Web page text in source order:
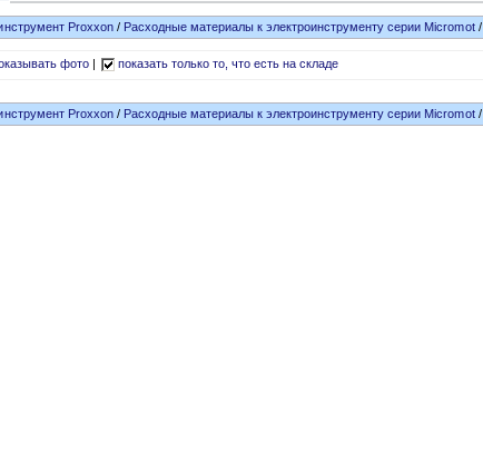
Proxxon/ Расходные материалы к электроинструменту серии Micromot/
фото| показать только то, что есть на складе
Proxxon/ Расходные материалы к электроинструменту серии Micromot/